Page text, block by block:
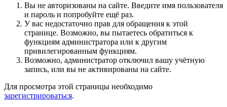
Вы не авторизованы на сайте. Введите имя пользователя
и пароль и попробуйте ещё раз.
У вас недостаточно прав для обращения к этой
странице. Возможно, вы пытаетесь обратиться к
функциям администратора или к другим
привилегированным функциям.
Возможно, администратор отключил вашу учётную
запись, или вы не активированы на сайте.
Для просмотра этой страницы необходимо
зарегистрироваться.